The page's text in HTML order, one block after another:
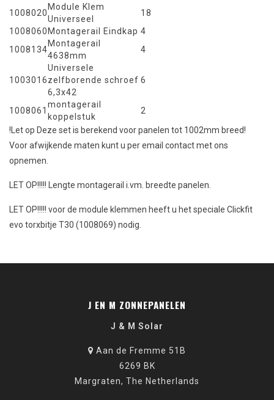
1008020
Module Klem
Universeel
18
1008060 Montagerail Eindkap 4
1008134
Montagerail
4638mm
4
1003016
Universele
zelfborende schroef
6,3x42
6
1008061
montagerail
koppelstuk
2
!Let op Deze set is berekend voor panelen tot 1002mm breed!
Voor afwijkende maten kunt u per email contact met ons
opnemen.
LET OP!!!!! Lengte montagerail i.vm. breedte panelen.
LET OP!!!!! voor de module klemmen heeft u het speciale Clickfit
evo torxbitje T30 (1008069) nodig.
J EN M ZONNEPANELEN
J & M Solar
Aan de Fremme 51B
6269 BK
Margraten, The Netherlands